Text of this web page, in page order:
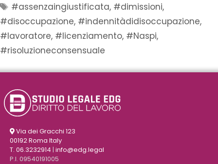
#assenzaingiustificata, #dimissioni,
#disoccupazione, #indennitàdidisoccupazione,
#lavoratore, #licenziamento, #Naspi,
#risoluzioneconsensuale
Via dei Gracchi 123
00192 Roma Italy
T. 06.3232914 | info@edg.legal
P.I. 09540191005